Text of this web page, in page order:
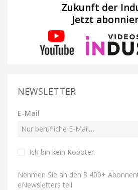
Zukunft der
Jetzt
NEWSLETTER
E-Mail
Ich bin kein Roboter.
Nehmen Sie an den 8 400+
eNewsletters teil